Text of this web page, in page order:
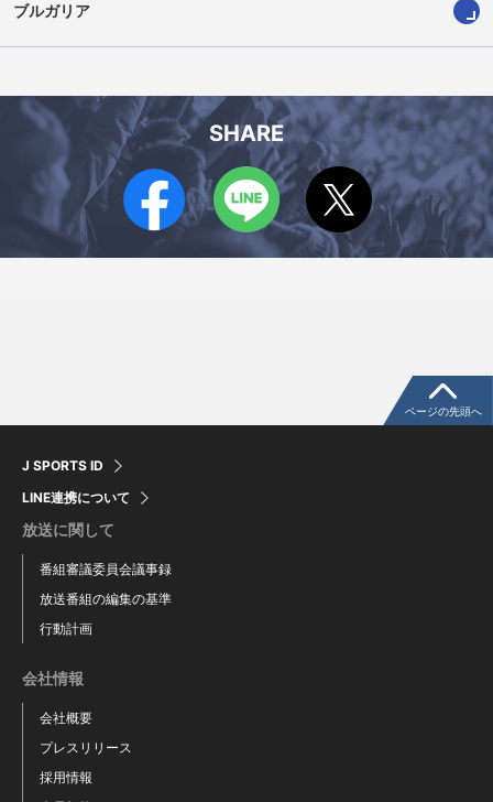
ブルガリア
SHARE
J SPORTS ID
LINE連携について
放送に関して
番組審議委員会議事録
放送番組の編集の基準
行動計画
会社情報
会社概要
プレスリリース
採用情報
ページの先頭へ